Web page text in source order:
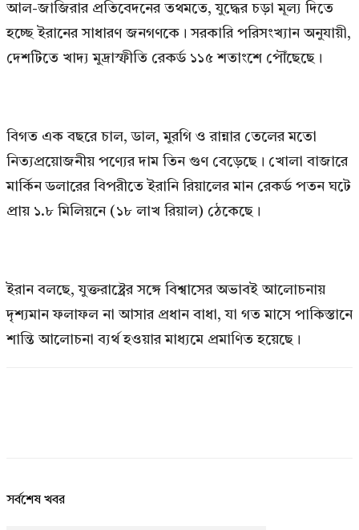
আল-জাজিরার প্রতিবেদনের তথমতে, যুদ্ধের চড়া মূল্য দিতে
হচ্ছে ইরানের সাধারণ জনগণকে। সরকারি পরিসংখ্যান অনুযায়ী,
দেশটিতে খাদ্য মুদ্রাস্ফীতি রেকর্ড ১১৫ শতাংশে পৌঁছেছে।
বিগত এক বছরে চাল, ডাল, মুরগি ও রান্নার তেলের মতো
নিত্যপ্রয়োজনীয় পণ্যের দাম তিন গুণ বেড়েছে। খোলা বাজারে
মার্কিন ডলারের বিপরীতে ইরানি রিয়ালের মান রেকর্ড পতন ঘটে
প্রায় ১.৮ মিলিয়নে (১৮ লাখ রিয়াল) ঠেকেছে।
ইরান বলছে, যুক্তরাষ্ট্রের সঙ্গে বিশ্বাসের অভাবই আলোচনায়
দৃশ্যমান ফলাফল না আসার প্রধান বাধা, যা গত মাসে পাকিস্তানে
শান্তি আলোচনা ব্যর্থ হওয়ার মাধ্যমে প্রমাণিত হয়েছে।
সর্বশেষ খবর